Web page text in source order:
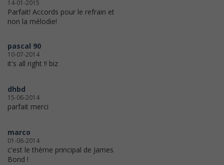
14-01-2015
Parfait! Accords pour le refrain et
non la mélodie!
pascal 90
10-07-2014
it's all right !! biz
dhbd
15-06-2014
parfait merci
marco
01-06-2014
c'est le thème principal de James
Bond !